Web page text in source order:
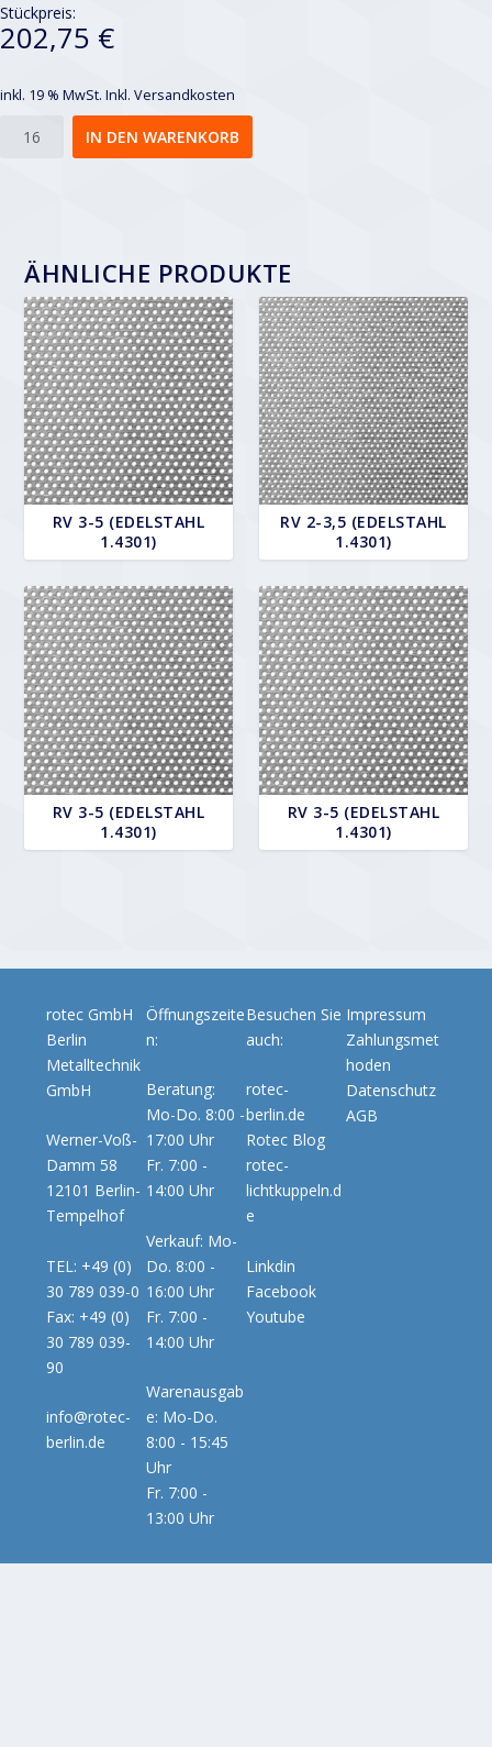
Stückpreis:
202,75 €
inkl. 19 % MwSt. Inkl. Versandkosten
IN DEN WARENKORB
ÄHNLICHE PRODUKTE
RV 3-5 (EDELSTAHL
1.4301)
RV 2-3,5 (EDELSTAHL
1.4301)
RV 3-5 (EDELSTAHL
1.4301)
RV 3-5 (EDELSTAHL
1.4301)
rotec GmbH
Berlin
Metalltechnik
GmbH
Werner-Voß-
Damm 58
12101 Berlin-
Tempelhof
TEL: +49 (0)
30 789 039-0
Fax: +49 (0)
30 789 039-
90
info@rotec-
berlin.de
Öffnungszeite
n:
Beratung:
Mo-Do. 8:00 -
17:00 Uhr
Fr. 7:00 -
14:00 Uhr
Verkauf: Mo-
Do. 8:00 -
16:00 Uhr
Fr. 7:00 -
14:00 Uhr
Warenausgab
e: Mo-Do.
8:00 - 15:45
Uhr
Fr. 7:00 -
13:00 Uhr
Besuchen Sie
auch:
rotec-
berlin.de
Rotec Blog
rotec-
lichtkuppeln.d
e
Linkdin
Facebook
Youtube
Impressum
Zahlungsmet
hoden
Datenschutz
AGB